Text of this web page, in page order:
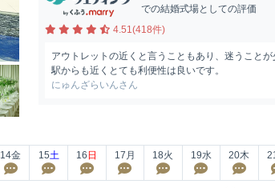
での結婚式場としての評価
4.51(418件)
アウトレットの近くと言うこともあり、迷うことが
駅からも近くとても利便性は良いです。
にゅんざらいんさん
14金 15土 16 日 17 月 18火 19水 20木